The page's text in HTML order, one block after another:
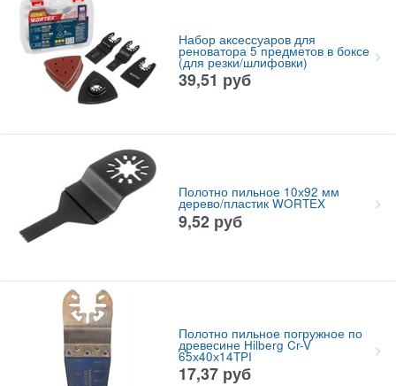
Набор аксессуаров для
реноватора 5 предметов в боксе
(для резки/шлифовки)
39,51 руб
Полотно пильное 10х92 мм
дерево/пластик WORTEX
9,52 руб
Полотно пильное погружное по
древесине Hilberg Cr-V
65х40х14TPI
17,37 руб